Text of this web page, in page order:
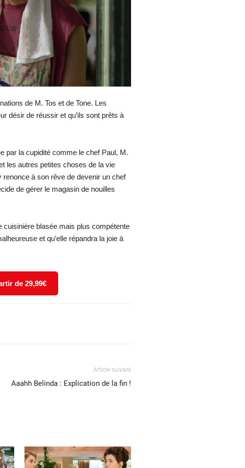
de M. Tos et de Tone. Les
désir de réussir et qu’ils sont prêts à
par la cupidité comme le chef Paul, M.
les autres petites choses de la vie
renonce à son rêve de devenir un chef
de gérer le magasin de nouilles
blasée mais plus compétente
et qu’elle répandra la joie à
de 29,99€
Article suivant
Aaahh Belinda : Explication de la fin !